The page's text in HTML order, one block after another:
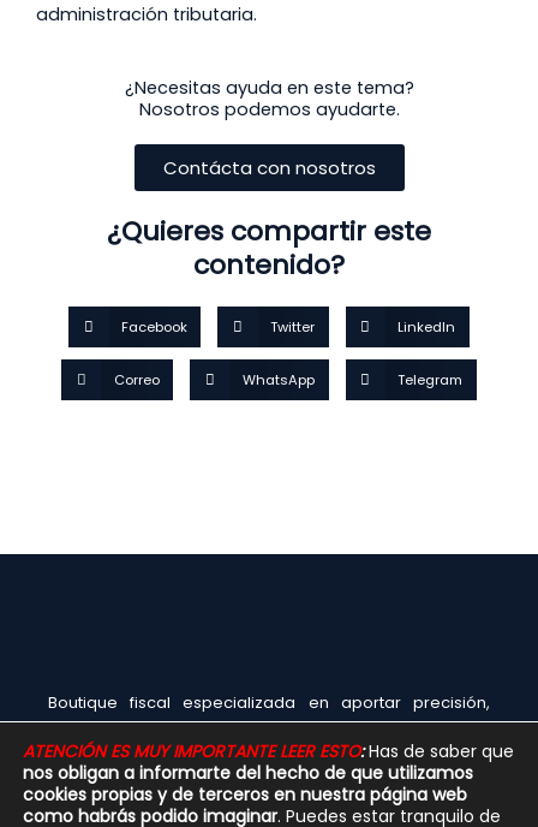
administración tributaria.
¿Necesitas ayuda en este tema?
Nosotros podemos ayudarte.
Contácta con nosotros
¿Quieres compartir este
contenido?
Facebook Twitter LinkedIn
Correo WhatsApp Telegram
Boutique fiscal especializada en aportar precisión,
claridad y acompañamiento experto a empresas y
profesionales que necesitan seguridad en la toma de
decisiones.
ATENCIÓN ES MUY IMPORTANTE LEER ESTO:Has de saber que
nos obligan a informarte del hecho de que utilizamos
cookies propias y de terceros en nuestra página web
como habrás podido imaginar. Puedes estar tranquilo de